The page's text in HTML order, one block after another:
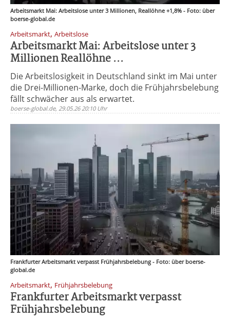
Arbeitsmarkt Mai: Arbeitslose unter 3 Millionen, Reallöhne +1,8% - Foto: über
boerse-global.de
Arbeitsmarkt, Arbeitslose
Arbeitsmarkt Mai: Arbeitslose unter 3
Millionen Reallöhne ...
Die Arbeitslosigkeit in Deutschland sinkt im Mai unter
die Drei-Millionen-Marke, doch die Frühjahrsbelebung
fällt schwächer aus als erwartet.
boerse-global.de, 29.05.26 20:10 Uhr
Frankfurter Arbeitsmarkt verpasst Frühjahrsbelebung - Foto: über boerse-
global.de
Arbeitsmarkt, Frühjahrsbelebung
Frankfurter Arbeitsmarkt verpasst
Frühjahrsbelebung